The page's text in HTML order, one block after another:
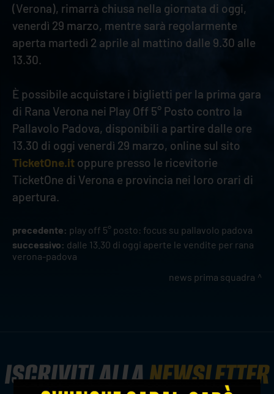
(Verona), rimarrà chiusa nella giornata di oggi,
venerdì 29 marzo, mentre sarà regolarmente
aperta martedì 2 aprile al mattino dalle 9.30 alle
13.30.
È possibile acquistare i biglietti per la prima gara
di Rana Verona nei Play Off 5° Posto contro la
Pallavolo Padova, disponibili a partire dalle ore
13.30 di oggi venerdì 29 marzo, online sul sito
TicketOne.it oppure presso le ricevitorie
TicketOne di Verona e provincia nei loro orari di
apertura.
precedente: play off 5° posto: focus su pallavolo padova
successivo: dalle 13.30 di oggi aperte le vendite per rana
verona-padova
news prima squadra
ISCRIVITI ALLANEWSLETTER